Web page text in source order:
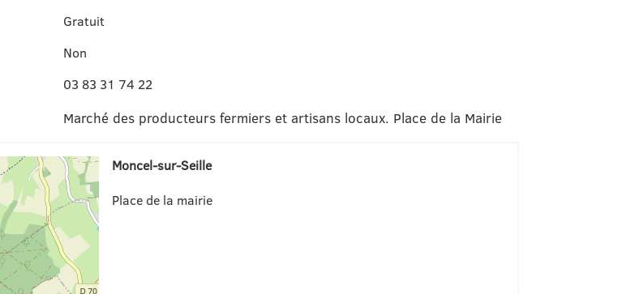
Gratuit
Non
03 83 31 74 22
Marché des producteurs fermiers et artisans locaux. Place de la Mairie
Moncel-sur-Seille
Place de la mairie